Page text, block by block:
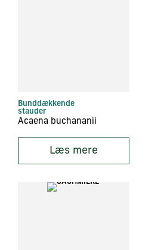
Bunddækkende
stauder
Acaena buchananii
Læs mere